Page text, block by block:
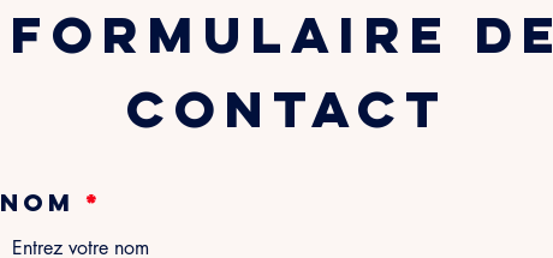
formulaire de
contact
Nom